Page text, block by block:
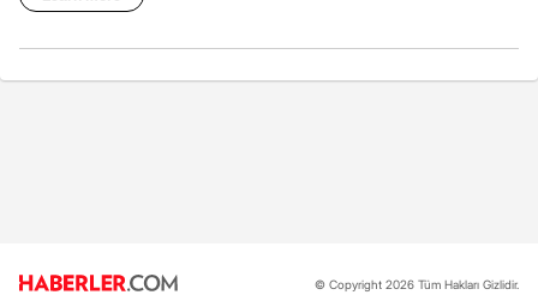
© Copyright 2026 Tüm Hakları Gizlidir.